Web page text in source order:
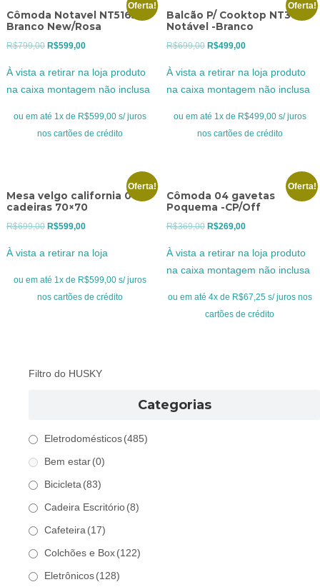
Oferta!
Cômoda Notavel NT5165 –
Branco New/Rosa
R$799,00 O
R$799,00.
R$599,00O
atual
R$599,00.
À vista a retirar na loja produto
na caixa montagem não inclusa
ou em até 1x de R$599,00 s/ juros
nos cartões de crédito
Oferta!
Balcão P/ Cooktop NT3050
Notável -Branco
R$699,00 O
R$699,00.
R$499,00O
atual
R$499,00.
À vista a retirar na loja produto
na caixa montagem não inclusa
ou em até 1x de R$499,00 s/ juros
nos cartões de crédito
Oferta!
Mesa velgo california 04
cadeiras 70×70
R$699,00 O
original
era:
R$699,00.
R$599,00O
atual
é:
R$599,00.
À vista a retirar na loja
ou em até 1x de R$599,00 s/ juros
nos cartões de crédito
Oferta!
Cômoda 04 gavetas
Poquema -CP/Off
R$369,00 O
original
era:
R$369,00.
R$269,00O
atual
é:
R$269,00.
À vista a retirar na loja produto
na caixa montagem não inclusa
ou em até 4x de R$67,25 s/ juros nos
cartões de crédito
Filtro do HUSKY
Categorias
Eletrodomésticos (485)
Bem estar (0)
Bicicleta (83)
Cadeira Escritório (8)
Cafeteira (17)
Colchões e Box (122)
Eletrônicos (128)